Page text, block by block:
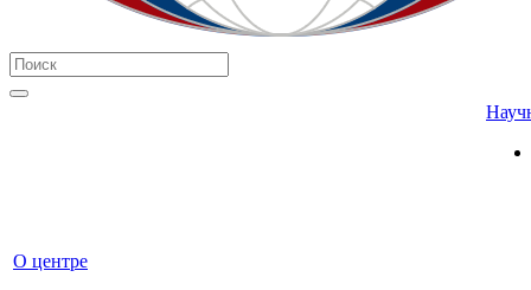
О центре